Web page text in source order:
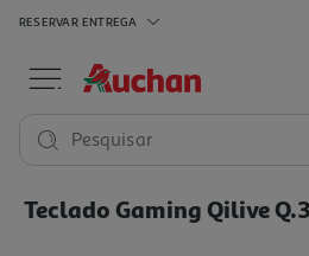
RESERVAR ENTREGA
Pesquisar
Teclado Gaming Qilive